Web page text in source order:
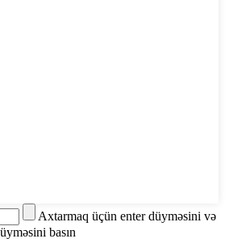
Axtarmaq üçün enter düyməsini və
basın